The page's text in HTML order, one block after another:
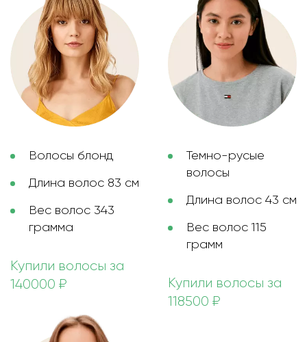
Волосы блонд
Длина волос 83 см
Вес волос 343
грамма
Купили волосы за
140000 ₽
Темно-русые
волосы
Длина волос 43 см
Вес волос 115
грамм
Купили волосы за
118500 ₽